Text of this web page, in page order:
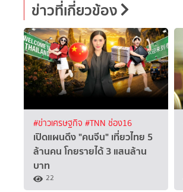
ข่าวที่เกี่ยวข้อง
#ข่าวเศรษฐกิจ #TNN ช่อง16
เปิดแผนดึง "คนจีน" เที่ยวไทย 5
ล้านคน โกยรายได้ 3 แสนล้าน
บาท
22